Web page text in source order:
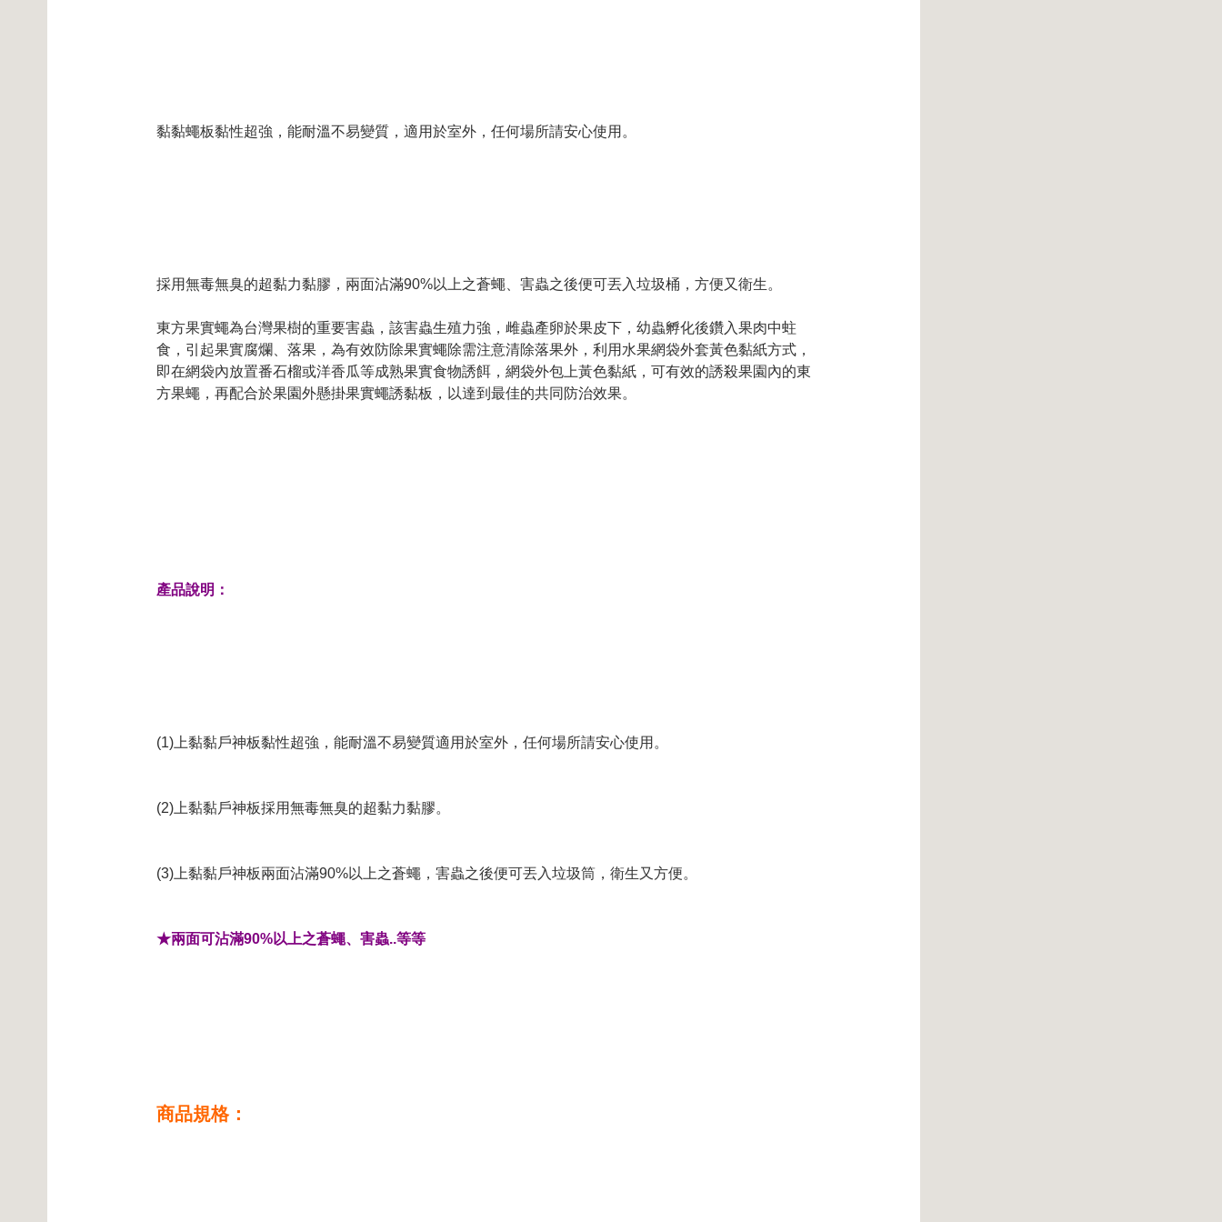
黏黏蠅板黏性超強，能耐溫不易變質，適用於室外，任何場所請安心使用。
採用無毒無臭的超黏力黏膠，兩面沾滿90%以上之蒼蠅、害蟲之後便可丟入垃圾桶，方便又衛生。
東方果實蠅為台灣果樹的重要害蟲，該害蟲生殖力強，雌蟲產卵於果皮下，幼蟲孵化後鑽入果肉中蛀
食，引起果實腐爛、落果， 為有效防除果實蠅除需注意清除落果外，利用水果網袋外套黃色黏紙方式，
即在網袋內放置番石榴或洋香瓜等成熟果實食物誘餌，網袋外包上黃色黏紙，可有效的誘殺果園內的東
方果蠅，再配合於果園外懸掛果實蠅誘黏板，以達到最佳的共同防治效果。
產品說明：
(1)上黏黏戶神板黏性超強，能耐溫不易變質適用於室外，任何場所請安心使用。
(2)上黏黏戶神板採用無毒無臭的超黏力黏膠。
(3)上黏黏戶神板兩面沾滿90%以上之蒼蠅，害蟲之後便可丟入垃圾筒，衛生又方便。
★兩面可沾滿90%以上之蒼蠅、害蟲..等等
商品規格：